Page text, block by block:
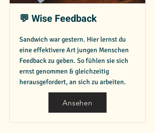
💬 Wise Feedback
Sandwich war gestern. Hier lernst du
eine effektivere Art jungen Menschen
Feedback zu geben. So fühlen sie sich
ernst genommen & gleichzeitig
herausgefordert, an sich zu arbeiten.
Ansehen